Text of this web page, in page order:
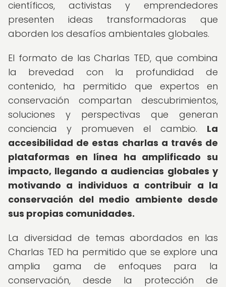
científicos, activistas y emprendedores
presenten ideas transformadoras que
aborden los desafíos ambientales globales.
El formato de las Charlas TED, que combina
la brevedad con la profundidad de
contenido, ha permitido que expertos en
conservación compartan descubrimientos,
soluciones y perspectivas que generan
conciencia y promueven el cambio. La
accesibilidad de estas charlas a través de
plataformas en línea ha amplificado su
impacto, llegando a audiencias globales y
motivando a individuos a contribuir a la
conservación del medio ambiente desde
sus propias comunidades.
La diversidad de temas abordados en las
Charlas TED ha permitido que se explore una
amplia gama de enfoques para la
conservación, desde la protección de